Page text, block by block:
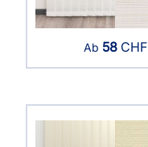
Ab 58CHF